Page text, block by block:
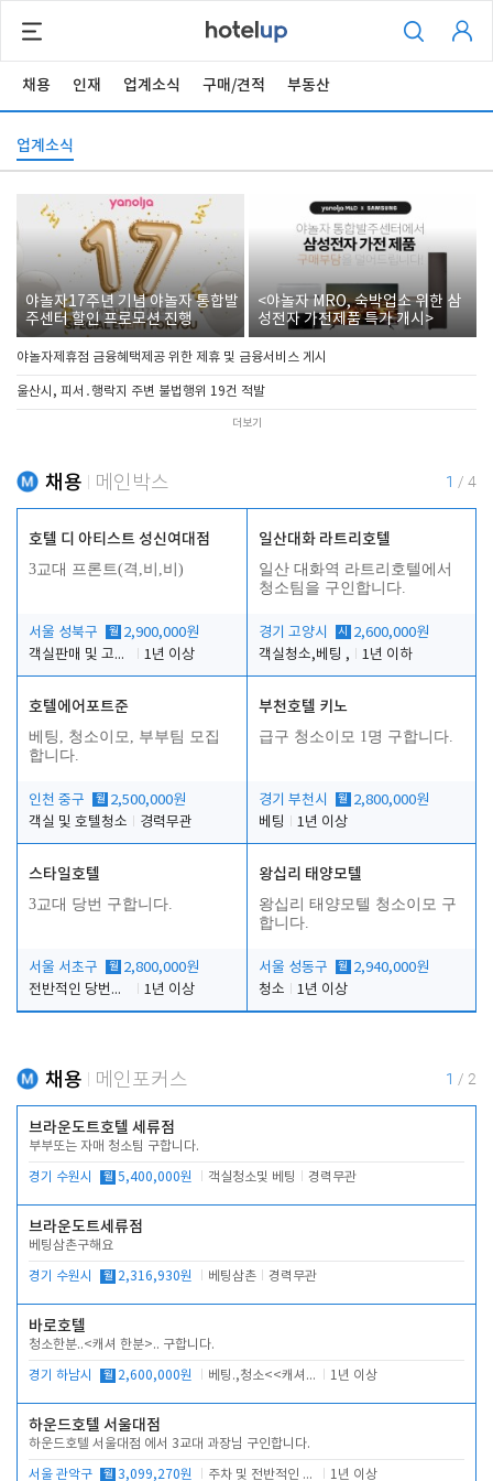
채용 인재 업계소식 구매/견적 부동산
업계소식
야놀자17주년 기념 야놀자 통합발
주센터 할인 프로모션 진행
<야놀자 MRO, 숙박업소 위한 삼
성전자 가전제품 특가 개시>
야놀자제휴점 금융혜택제공 위한 제휴 및 금융서비스 게시
울산시, 피서․행락지 주변 불법행위 19건 적발
더보기
채용 메인박스 1 / 4
호텔 디 아티스트 성신여대점
3교대 프론트(격,비,비)
서울 성북구 월 2,900,000원
객실판매 및 고객응대
1년 이상
일산대화 라트리호텔
일산 대화역 라트리호텔에서
청소팀을 구인합니다.
경기 고양시 시
2,600,000원
객실청소,베팅 ,
1년 이하
호텔에어포트준
베팅, 청소이모, 부부팀 모집
합니다.
인천 중구 월 2,500,000원
객실 및 호텔청소
경력무관
부천호텔 키노
급구 청소이모 1명 구합니다.
경기 부천시 월 2,800,000원
베팅
1년 이상
스타일호텔
3교대 당번 구합니다.
서울 서초구 월 2,800,000원
전반적인 당번업무
1년 이상
왕십리 태양모텔
왕십리 태양모텔 청소이모 구
합니다.
서울 성동구 월 2,940,000원
청소
1년 이상
채용 메인포커스 1 / 2
브라운도트호텔 세류점
부부또는 자매 청소팀 구합니다.
경기 수원시 월 5,400,000원 객실청소및 베팅 경력무관
브라운도트세류점
베팅삼촌구해요
경기 수원시 월 2,316,930원 베팅삼촌 경력무관
바로호텔
청소한분..<캐셔 한분>.. 구합니다.
경기 하남시 월 2,600,000원 베팅.,청소<<캐셔 모셔봅니다. 1년 이상
하운드호텔 서울대점
하운드호텔 서울대점 에서 3교대 과장님 구인합니다.
서울 관악구 월 3,099,270원 주차 및 전반적인 당번업무 1년 이상